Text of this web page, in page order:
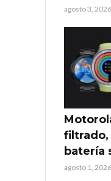
agosto 3, 2026
filtrado,
batería
agosto 1, 2026